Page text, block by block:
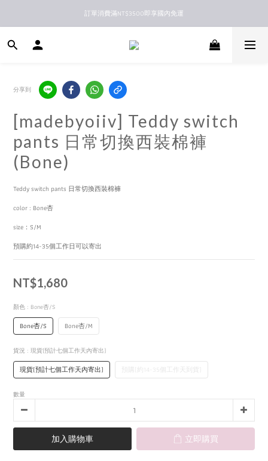
新馬港澳順豐到付配送
訂單消費滿NT$3500即享國內免運
新馬港澳順豐到付配送
分享到
[madebyoiiv] Teddy switch
pants 日常切換西裝棉褲
(Bone)
Teddy switch pants 日常切換西裝棉褲
color : Bone杏
size：S/M
預購約14-35個工作日可以寄出
NT$1,680
顏色 : Bone杏/S
Bone杏/S Bone杏/M
貨況 : 現貨(預計七個工作天內寄出)
現貨(預計七個工作天內寄出) 預購(約14-35個工作天到貨)
數量
加入購物車 立即購買